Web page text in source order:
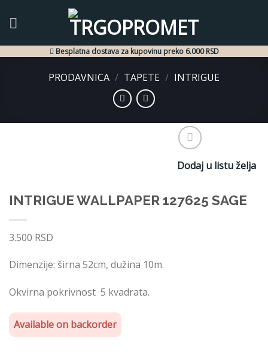
Besplatna dostava za kupovinu preko 6.000 RSD
PRODAVNICA / TAPETE / INTRIGUE
Dodaj u listu želja
INTRIGUE WALLPAPER 127625 SAGE
3.500 RSD
Dimenzije: širna 52cm, dužina 10m.
Okvirna pokrivnost 5 kvadrata.
Available on backorder